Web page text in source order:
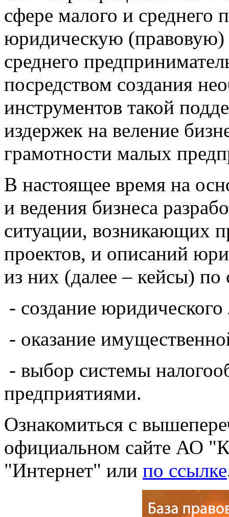
сфере малого и среднего
юридическую (правовую)
среднего
посредством создания
инструментов такой
издержек на веление
грамотности малых
В настоящее время на
и ведения бизнеса
ситуации, возникающих
проектов, и описаний
из них (далее – кейсы)
- создание
- оказание
- выбор системы
предприятиями.
Ознакомиться с
официальном сайте АО
"Интернет" или по ссылке